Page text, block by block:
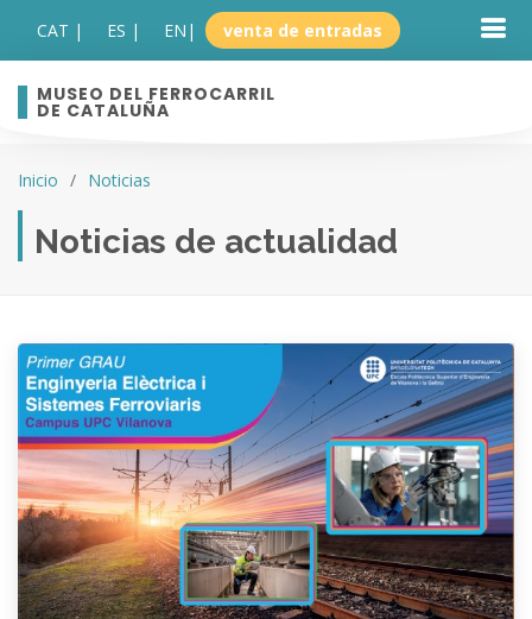
CAT | ES | EN | venta de entradas
MUSEO DEL FERROCARRIL
DE CATALUÑA
Inicio Noticias
Noticias de actualidad